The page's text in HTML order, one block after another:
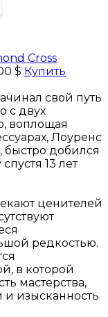
Cross
$ Купить
свой путь
с двух
воплощая
Лоуренс
быстро добился
13 лет
ценителей
редкостью.
в которой
мастерства,
изысканность